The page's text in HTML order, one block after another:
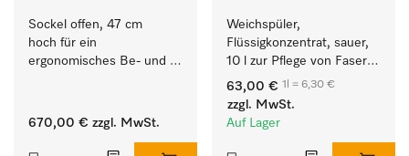
Sockel offen, 47 cm
hoch für ein
ergonomisches Be- und
Trockner.
670,00 € zzgl. MwSt.
Weichspüler,
Flüssigkonzentrat, sauer,
10 l zur Pflege von Fasern
für eine langfristige
Geschmeidigkeit der
Textilien.
63,00 € 1l = 6,30 €
zzgl. MwSt.
Auf Lager